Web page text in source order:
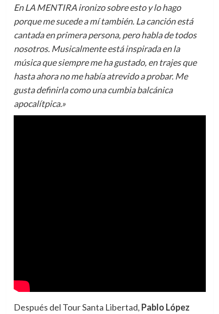
En LA MENTIRA ironizo sobre esto y lo hago
porque me sucede a mí también. La canción está
cantada en primera persona, pero habla de todos
nosotros. Musicalmente está inspirada en la
música que siempre me ha gustado, en trajes que
hasta ahora no me había atrevido a probar. Me
gusta definirla como una cumbia balcánica
apocalítpica.»
Después del Tour Santa Libertad, Pablo López